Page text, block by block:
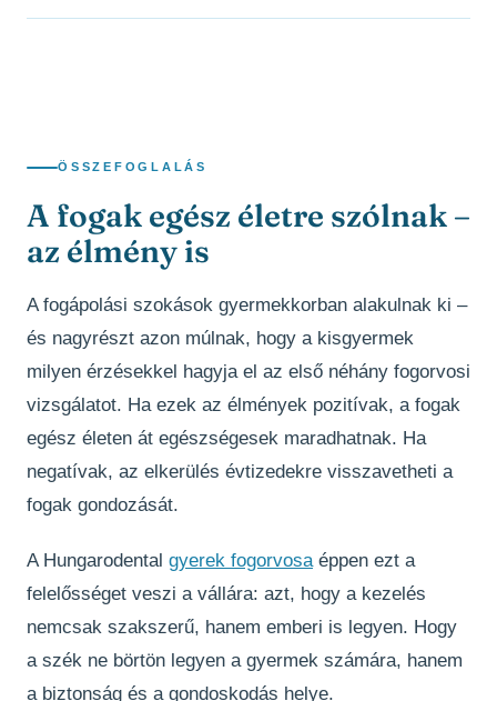
ÖSSZEFOGLALÁS
A fogak egész életre szólnak –
az élmény is
A fogápolási szokások gyermekkorban alakulnak ki –
és nagyrészt azon múlnak, hogy a kisgyermek
milyen érzésekkel hagyja el az első néhány fogorvosi
vizsgálatot. Ha ezek az élmények pozitívak, a fogak
egész életen át egészségesek maradhatnak. Ha
negatívak, az elkerülés évtizedekre visszavetheti a
fogak gondozását.
A Hungarodental gyerek fogorvosaéppen ezt a
felelősséget veszi a vállára: azt, hogy a kezelés
nemcsak szakszerű, hanem emberi is legyen. Hogy
a szék ne börtön legyen a gyermek számára, hanem
a biztonság és a gondoskodás helye.